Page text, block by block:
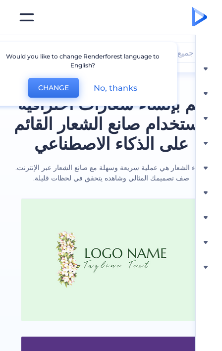
بإنشاء شعارات احترافية
صانع الشعار القائم
على الذكاء الاصطناعي
الشعار هي عملية سريعة وسهلة مع صانع الشعار عبر الإنترنت.
صف تصميمك المثالي وشاهده يتحقق في لحظات قليلة.
جميع الشعاراتWould you like to change Renderforest language to
CHANGE No, thanks